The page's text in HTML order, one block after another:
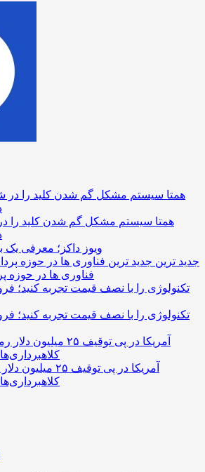
همتا سیستم مشکل گم شدن کلید را
ویوز داکز؛ معرفی یک
جدید ترین
فناوری ها در حوزه
تکنولوژی را با نصف قیمت تجربه کنید؛
آمریکا در پی توقیف